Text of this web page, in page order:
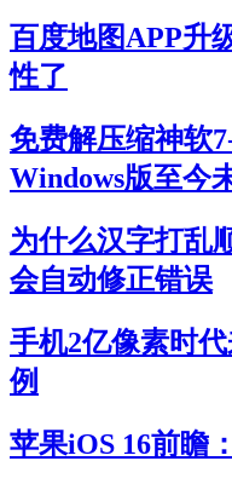
百度地图APP升
性了
免费解压缩神软
Windows版至今
为什么汉字打乱
会自动修正错误
手机2亿像素时
例
苹果iOS 16前瞻